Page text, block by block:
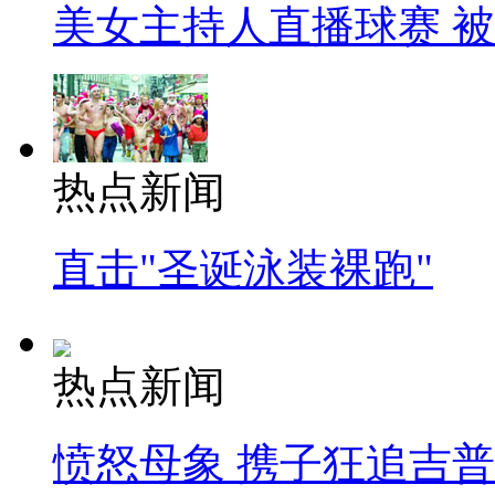
美女主持人直播球赛
热点新闻
直击"圣诞泳装裸跑"
热点新闻
愤怒母象 携子狂追吉